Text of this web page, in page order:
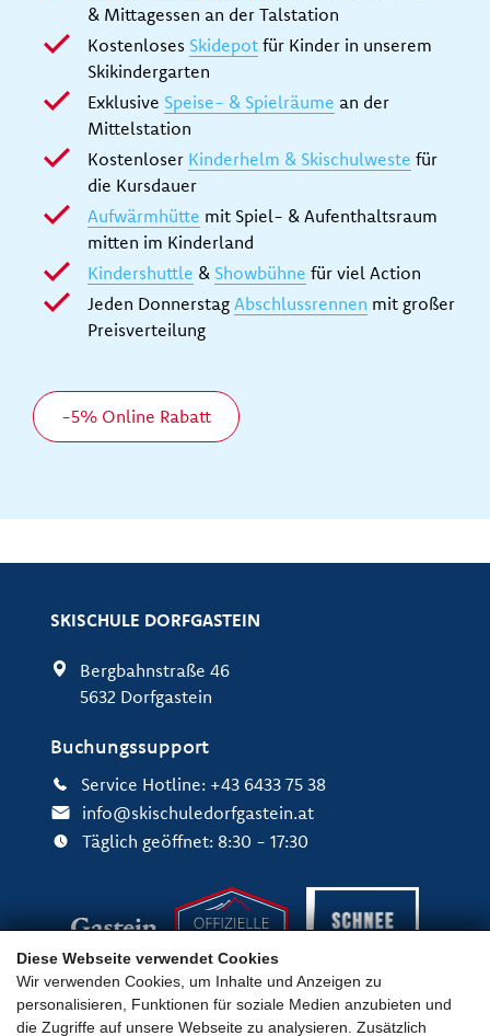
Diese Webseite verwendet Cookies
Wir verwenden Cookies, um Inhalte und Anzeigen zu
personalisieren, Funktionen für soziale Medien anzubieten und
die Zugriffe auf unsere Webseite zu analysieren. Zusätzlich
& Mittagessen an der Talstation
Kostenloses Skidepot für Kinder in unserem
Skikindergarten
Exklusive Speise- & Spielräume an der
Mittelstation
Kostenloser Kinderhelm & Skischulweste für
die Kursdauer
Aufwärmhütte mit Spiel- & Aufenthaltsraum
mitten im Kinderland
Kindershuttle & Showbühne für viel Action
Jeden Donnerstag Abschlussrennen mit großer
Preisverteilung
-5% Online Rabatt
SKISCHULE DORFGASTEIN
Bergbahnstraße 46
5632 Dorfgastein
Buchungssupport
Service Hotline: +43 6433 75 38
info@skischuledorfgastein.at
Täglich geöffnet: 8:30 - 17:30